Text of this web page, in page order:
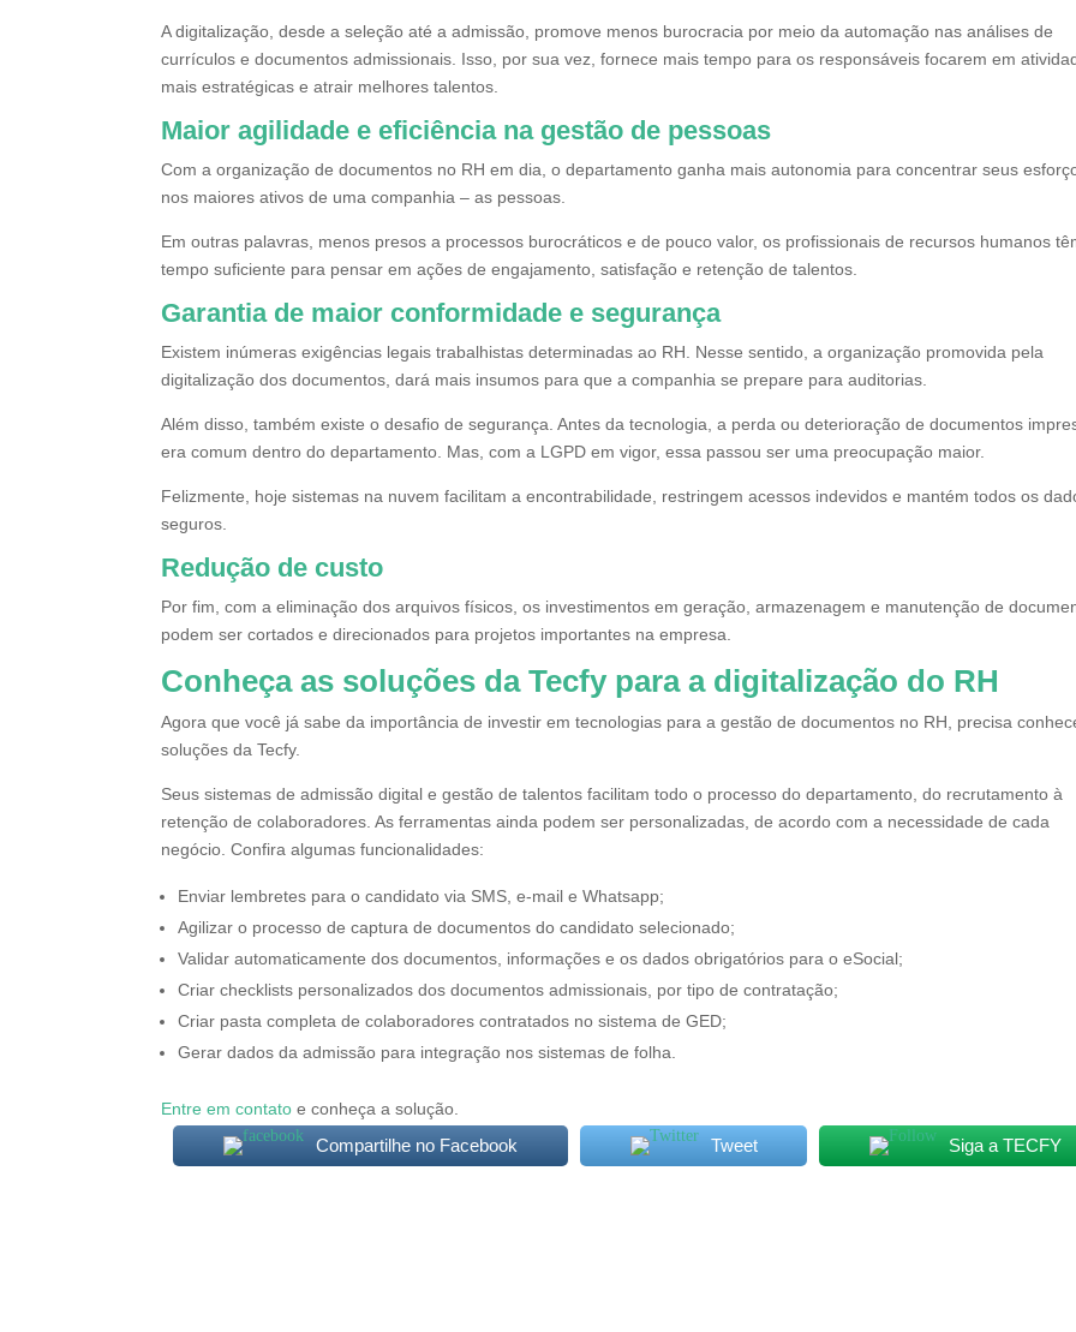
A digitalização, desde a seleção até a admissão, promove menos burocracia por meio da automação nas análises de
currículos e documentos admissionais. Isso, por sua vez, fornece mais tempo para os responsáveis focarem em
mais estratégicas e atrair melhores talentos.
Maior agilidade e eficiência na gestão de pessoas
Com a organização de documentos no RH em dia, o departamento ganha mais autonomia para concentrar seus
nos maiores ativos de uma companhia – as pessoas.
Em outras palavras, menos presos a processos burocráticos e de pouco valor, os profissionais de recursos humanos
tempo suficiente para pensar em ações de engajamento, satisfação e retenção de talentos.
Garantia de maior conformidade e segurança
Existem inúmeras exigências legais trabalhistas determinadas ao RH. Nesse sentido, a organização promovida pela
digitalização dos documentos, dará mais insumos para que a companhia se prepare para auditorias.
Além disso, também existe o desafio de segurança. Antes da tecnologia, a perda ou deterioração de documentos
era comum dentro do departamento. Mas, com a LGPD em vigor, essa passou ser uma preocupação maior.
Felizmente, hoje sistemas na nuvem facilitam a encontrabilidade, restringem acessos indevidos e mantém todos os
seguros.
Redução de custo
Por fim, com a eliminação dos arquivos físicos, os investimentos em geração, armazenagem e manutenção de
podem ser cortados e direcionados para projetos importantes na empresa.
Conheça as soluções da Tecfy para a digitalização do RH
Agora que você já sabe da importância de investir em tecnologias para a gestão de documentos no RH, precisa
soluções da Tecfy.
Seus sistemas de admissão digital e gestão de talentos facilitam todo o processo do departamento, do recrutamento à
retenção de colaboradores. As ferramentas ainda podem ser personalizadas, de acordo com a necessidade de cada
negócio. Confira algumas funcionalidades:
Enviar lembretes para o candidato via SMS, e-mail e Whatsapp;
Agilizar o processo de captura de documentos do candidato selecionado;
Validar automaticamente dos documentos, informações e os dados obrigatórios para o eSocial;
Criar checklists personalizados dos documentos admissionais, por tipo de contratação;
Criar pasta completa de colaboradores contratados no sistema de GED;
Gerar dados da admissão para integração nos sistemas de folha.
Entre em contatoe conheça a solução.
Compartilhe no Facebook Tweet Siga a TECFY